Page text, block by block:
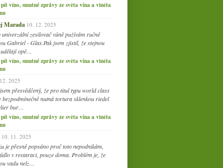
Prague Food Festival za
minimální rozpočet
pít víno, smutné zprávy ze světa vína a viněta
Marada 10. 12. 2025
univerzální zesilovač vůně pužívám ručně
Gabriel - Glas.Pak jsem zjistil, že stejnou
opě…
pít víno, smutné zprávy ze světa vína a viněta
2025
přesvědčený, že pro titul typu world class
bezpodmínečně nutná tortura sklenkou riedel
bur…
pít víno, smutné zprávy ze světa vína a viněta
10. 11. 2025
je přesně popsáno proč toto nepodnikám,
v restaraci, pouze doma. Problém je, že
vadu nelz…